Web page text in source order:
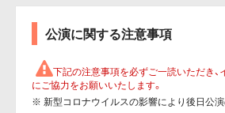
公演に関する注意事項
下記の注意事項を必ずご一読いただき
にご協力をお願いいたします。
※ 新型コロナウイルスの影響により後日公